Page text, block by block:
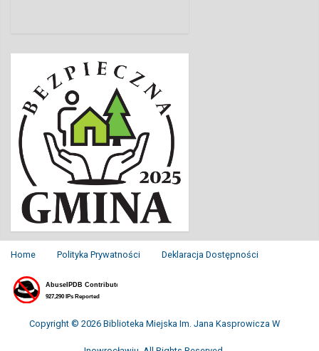
Home Polityka Prywatności Deklaracja Dostępności
Copyright © 2026 Biblioteka Miejska Im. Jana Kasprowicza W